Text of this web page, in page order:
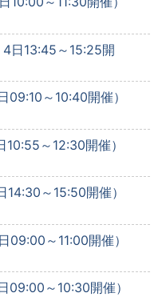
日13:45～15:25開
～10:40開催）
～12:30開催）
～15:50開催）
09:00～11:00開催）
09:00～10:30開催）